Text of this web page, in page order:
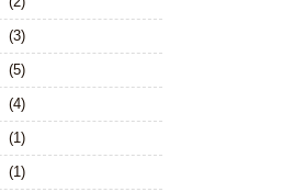
(3)
(5)
(4)
(1)
(1)